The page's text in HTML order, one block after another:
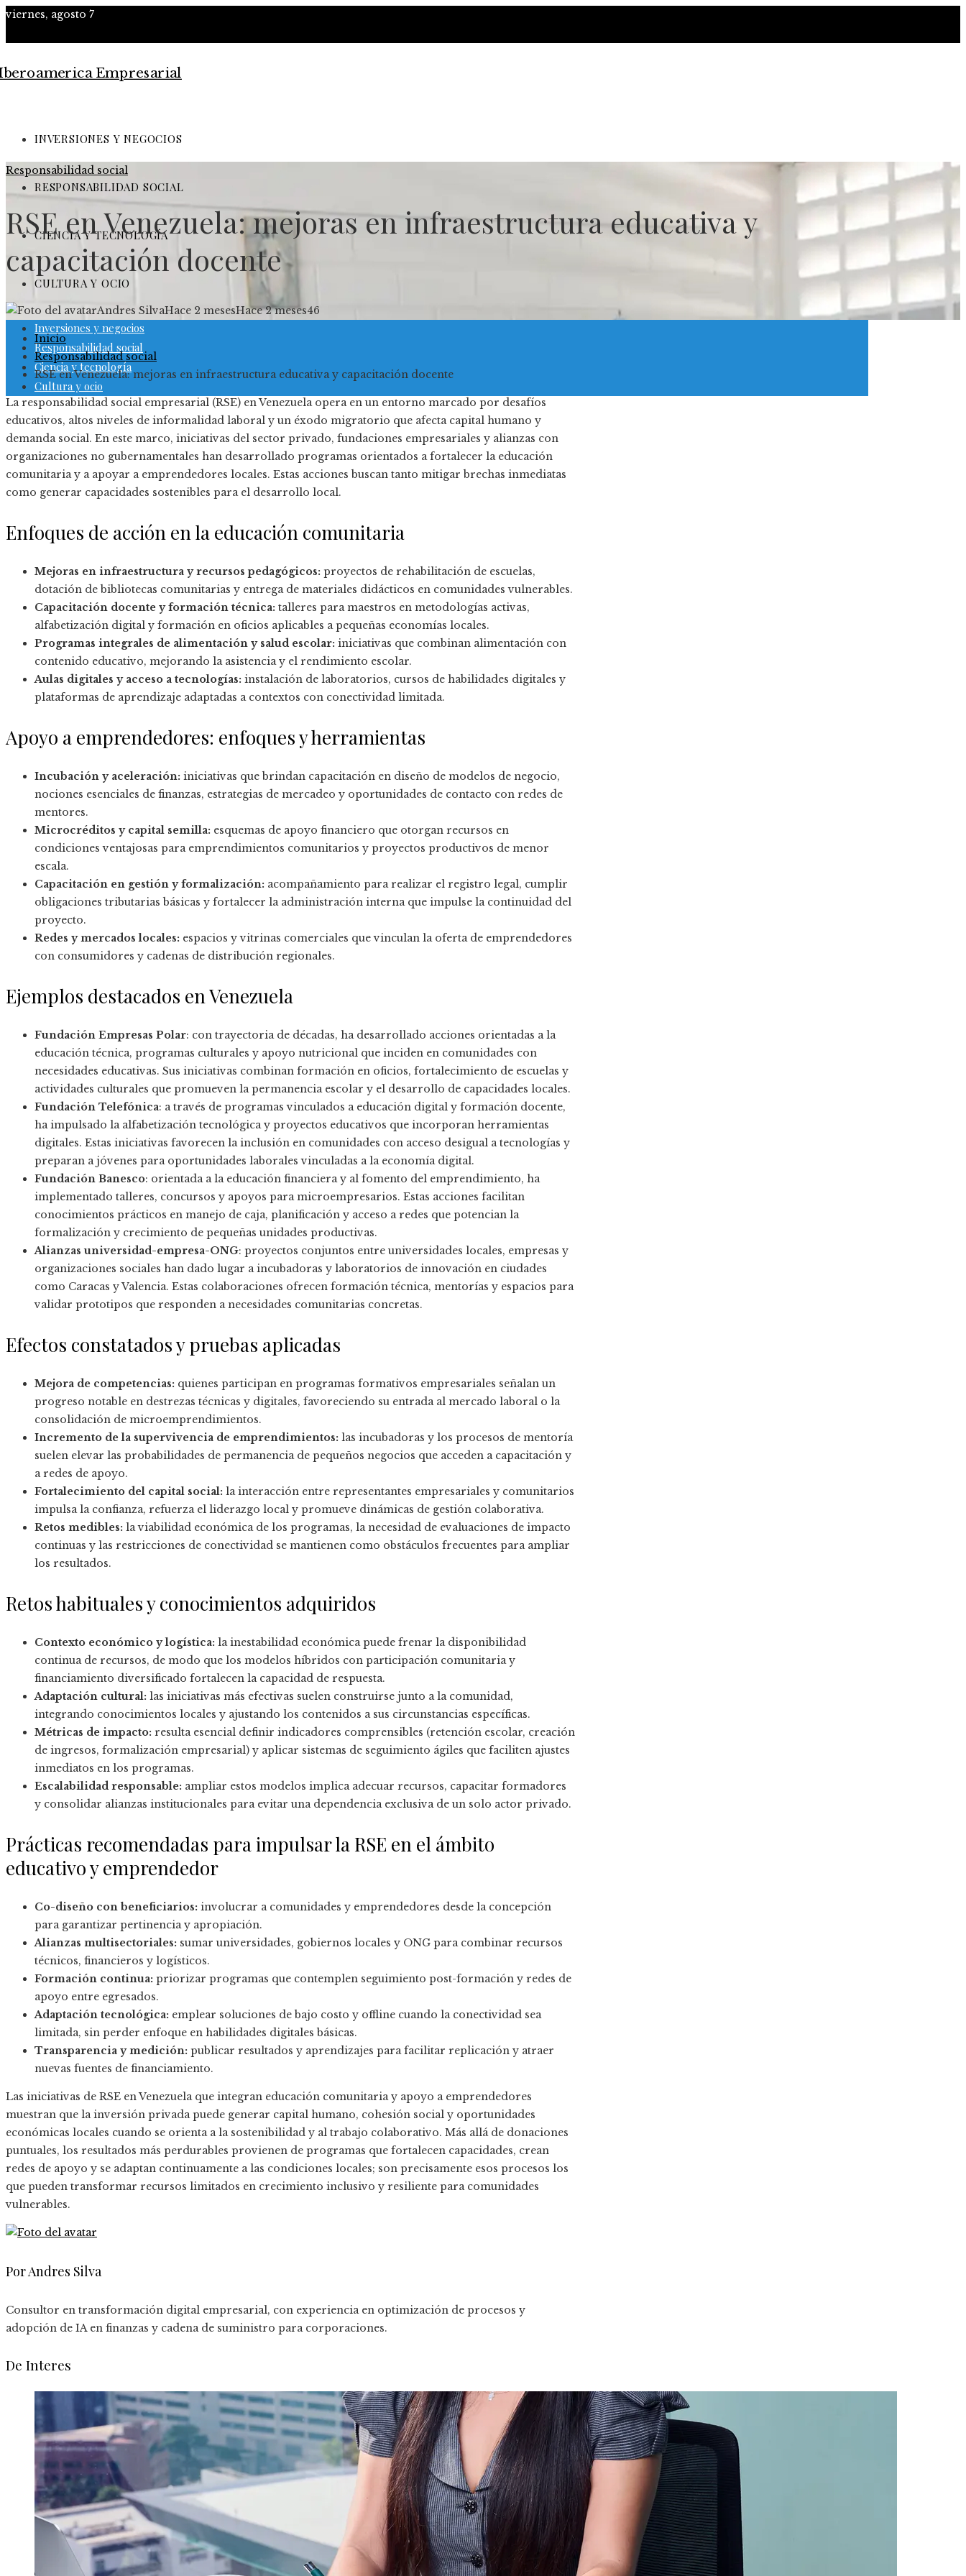
viernes, agosto 7
INVERSIONES Y NEGOCIOS
RESPONSABILIDAD SOCIAL
CIENCIA Y TECNOLOGÍA
CULTURA Y OCIO
Inversiones y negocios
Responsabilidad social
Ciencia y tecnología
Cultura y ocio
Responsabilidad social
RSE en Venezuela: mejoras en infraestructura educativa y
capacitación docente
Andres SilvaHace 2 mesesHace 2 meses46
Inicio
Responsabilidad social
RSE en Venezuela: mejoras en infraestructura educativa y capacitación docente
La responsabilidad social empresarial (RSE) en Venezuela opera en un entorno marcado por desafíos
educativos, altos niveles de informalidad laboral y un éxodo migratorio que afecta capital humano y
demanda social. En este marco, iniciativas del sector privado, fundaciones empresariales y alianzas con
organizaciones no gubernamentales han desarrollado programas orientados a fortalecer la educación
comunitaria y a apoyar a emprendedores locales. Estas acciones buscan tanto mitigar brechas inmediatas
como generar capacidades sostenibles para el desarrollo local.
Enfoques de acción en la educación comunitaria
Mejoras en infraestructura y recursos pedagógicos: proyectos de rehabilitación de escuelas,
dotación de bibliotecas comunitarias y entrega de materiales didácticos en comunidades vulnerables.
Capacitación docente y formación técnica: talleres para maestros en metodologías activas,
alfabetización digital y formación en oficios aplicables a pequeñas economías locales.
Programas integrales de alimentación y salud escolar: iniciativas que combinan alimentación con
contenido educativo, mejorando la asistencia y el rendimiento escolar.
Aulas digitales y acceso a tecnologías: instalación de laboratorios, cursos de habilidades digitales y
plataformas de aprendizaje adaptadas a contextos con conectividad limitada.
Apoyo a emprendedores: enfoques y herramientas
Incubación y aceleración: iniciativas que brindan capacitación en diseño de modelos de negocio,
nociones esenciales de finanzas, estrategias de mercadeo y oportunidades de contacto con redes de
mentores.
Microcréditos y capital semilla: esquemas de apoyo financiero que otorgan recursos en
condiciones ventajosas para emprendimientos comunitarios y proyectos productivos de menor
escala.
Capacitación en gestión y formalización: acompañamiento para realizar el registro legal, cumplir
obligaciones tributarias básicas y fortalecer la administración interna que impulse la continuidad del
proyecto.
Redes y mercados locales: espacios y vitrinas comerciales que vinculan la oferta de emprendedores
con consumidores y cadenas de distribución regionales.
Ejemplos destacados en Venezuela
Fundación Empresas Polar: con trayectoria de décadas, ha desarrollado acciones orientadas a la
educación técnica, programas culturales y apoyo nutricional que inciden en comunidades con
necesidades educativas. Sus iniciativas combinan formación en oficios, fortalecimiento de escuelas y
actividades culturales que promueven la permanencia escolar y el desarrollo de capacidades locales.
Fundación Telefónica: a través de programas vinculados a educación digital y formación docente,
ha impulsado la alfabetización tecnológica y proyectos educativos que incorporan herramientas
digitales. Estas iniciativas favorecen la inclusión en comunidades con acceso desigual a tecnologías y
preparan a jóvenes para oportunidades laborales vinculadas a la economía digital.
Fundación Banesco: orientada a la educación financiera y al fomento del emprendimiento, ha
implementado talleres, concursos y apoyos para microempresarios. Estas acciones facilitan
conocimientos prácticos en manejo de caja, planificación y acceso a redes que potencian la
formalización y crecimiento de pequeñas unidades productivas.
Alianzas universidad-empresa-ONG: proyectos conjuntos entre universidades locales, empresas y
organizaciones sociales han dado lugar a incubadoras y laboratorios de innovación en ciudades
como Caracas y Valencia. Estas colaboraciones ofrecen formación técnica, mentorías y espacios para
validar prototipos que responden a necesidades comunitarias concretas.
Efectos constatados y pruebas aplicadas
Mejora de competencias: quienes participan en programas formativos empresariales señalan un
progreso notable en destrezas técnicas y digitales, favoreciendo su entrada al mercado laboral o la
consolidación de microemprendimientos.
Incremento de la supervivencia de emprendimientos: las incubadoras y los procesos de mentoría
suelen elevar las probabilidades de permanencia de pequeños negocios que acceden a capacitación y
a redes de apoyo.
Fortalecimiento del capital social: la interacción entre representantes empresariales y comunitarios
impulsa la confianza, refuerza el liderazgo local y promueve dinámicas de gestión colaborativa.
Retos medibles: la viabilidad económica de los programas, la necesidad de evaluaciones de impacto
continuas y las restricciones de conectividad se mantienen como obstáculos frecuentes para ampliar
los resultados.
Retos habituales y conocimientos adquiridos
Contexto económico y logística: la inestabilidad económica puede frenar la disponibilidad
continua de recursos, de modo que los modelos híbridos con participación comunitaria y
financiamiento diversificado fortalecen la capacidad de respuesta.
Adaptación cultural: las iniciativas más efectivas suelen construirse junto a la comunidad,
integrando conocimientos locales y ajustando los contenidos a sus circunstancias específicas.
Métricas de impacto: resulta esencial definir indicadores comprensibles (retención escolar, creación
de ingresos, formalización empresarial) y aplicar sistemas de seguimiento ágiles que faciliten ajustes
inmediatos en los programas.
Escalabilidad responsable: ampliar estos modelos implica adecuar recursos, capacitar formadores
y consolidar alianzas institucionales para evitar una dependencia exclusiva de un solo actor privado.
Prácticas recomendadas para impulsar la RSE en el ámbito
educativo y emprendedor
Co-diseño con beneficiarios: involucrar a comunidades y emprendedores desde la concepción
para garantizar pertinencia y apropiación.
Alianzas multisectoriales: sumar universidades, gobiernos locales y ONG para combinar recursos
técnicos, financieros y logísticos.
Formación continua: priorizar programas que contemplen seguimiento post-formación y redes de
apoyo entre egresados.
Adaptación tecnológica: emplear soluciones de bajo costo y offline cuando la conectividad sea
limitada, sin perder enfoque en habilidades digitales básicas.
Transparencia y medición: publicar resultados y aprendizajes para facilitar replicación y atraer
nuevas fuentes de financiamiento.
Las iniciativas de RSE en Venezuela que integran educación comunitaria y apoyo a emprendedores
muestran que la inversión privada puede generar capital humano, cohesión social y oportunidades
económicas locales cuando se orienta a la sostenibilidad y al trabajo colaborativo. Más allá de donaciones
puntuales, los resultados más perdurables provienen de programas que fortalecen capacidades, crean
redes de apoyo y se adaptan continuamente a las condiciones locales; son precisamente esos procesos los
que pueden transformar recursos limitados en crecimiento inclusivo y resiliente para comunidades
vulnerables.
Por Andres Silva
Consultor en transformación digital empresarial, con experiencia en optimización de procesos y
adopción de IA en finanzas y cadena de suministro para corporaciones.
De Interes